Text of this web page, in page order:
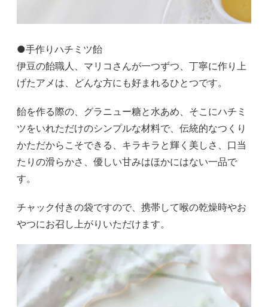
●手作りハチミツ飴
伊豆の飴職人、マリコさんが一つずつ、丁寧に作り上
げたアメは、どんな方にも好まれるひとつです。
飴を作る際の、グラニュー糖と水あめ、そこにハチミ
ツをいれただけのシンプルな材料で、伝統的なつくり
かただからこそできる、キラキラと輝く美しさ、口当
たりの滑らかさ、優しい甘みはほかにはない一品で
す。
チャック付きの袋ですので、携帯して喉の乾燥時やお
やつにお召し上がりいただけます。